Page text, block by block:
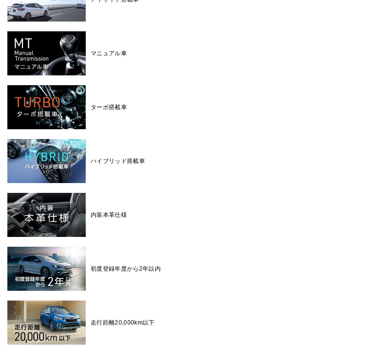
マニュアル車
ターボ搭載車
ハイブリッド搭載車
内装本革仕様
初度登録年度から2年以内
走行距離20,000km以下